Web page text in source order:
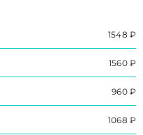
1548 ₽
1560 ₽
960 ₽
1068 ₽